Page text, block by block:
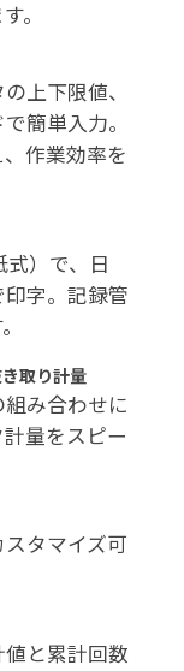
。
上下限値、
簡単入力。
作業効率を
式）で、日
字。記録管
取り計量
み合わせに
量をスピー
タマイズ可
と累計回数